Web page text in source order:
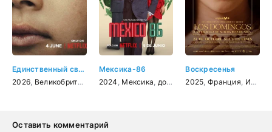
Единственный свидетель
2026 Великобритания США драма,криминал
Мексика-86
2024 Мексика документальный ,драма,
Воскресенья
2025 Франция Испания
Оставить комментарий